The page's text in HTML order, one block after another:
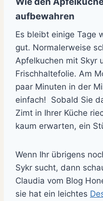
aufbewahren
Es bleibt einige Tage
gut. Normalerweise
Apfelkuchen mit Skyr
Frischhaltefolie. Am
paar Minuten in der
einfach! Sobald Sie
Zimt in Ihrer Küche
kaum erwarten, ein
Wenn Ihr übrigens
Sykr sucht, dann
Claudia vom Blog
sie hat ein leichtes